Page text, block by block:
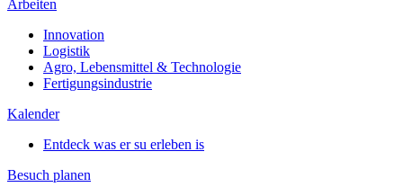
Arbeiten
Innovation
Logistik
Agro, Lebensmittel & Technologie
Fertigungsindustrie
Kalender
Entdeck was er su erleben is
Besuch planen